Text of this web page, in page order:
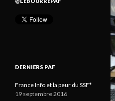
DERNIERS PAF
France Info et la peur du SSF*
19 septembre 2016